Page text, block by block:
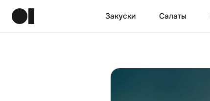
Закуски Салаты